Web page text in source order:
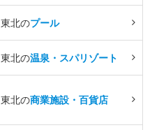
東北のプール
東北の温泉・スパリゾート
東北の商業施設・百貨店